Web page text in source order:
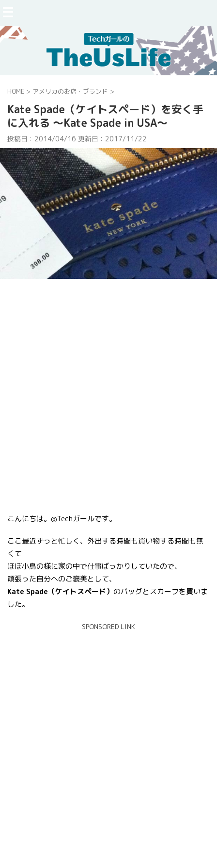
HOME > アメリカのお店・ブランド >
Kate Spade（ケイトスペード）を安く手
に入れる 〜Kate Spade in USA〜
投稿日：2014/04/16 更新日： 2017/11/22
こんにちは。@Techガールです。
ここ最近ずっと忙しく、外出する時間も買い物する時間も無
くて
ほぼ小鳥の様に家の中で仕事ばっかりしていたので、
頑張った自分へのご褒美として、
Kate Spade（ケイトスペード） のバッグとスカーフを買いま
した。
SPONSORED LINK